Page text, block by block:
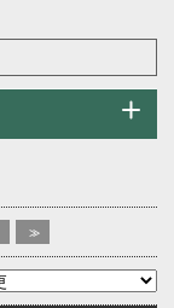
>>